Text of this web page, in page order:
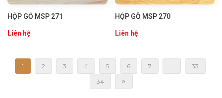
HỘP GỖ MSP 271
Liên hệ
HỘP GỖ MSP 270
Liên hệ
1 2 3 4 5 6 7 ... 33
34